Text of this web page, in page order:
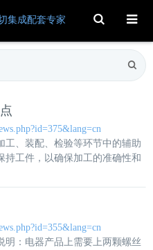
集成配套专家 Toggle
Search
工、装配、检验等环节中的辅助
持工件，以确保加工的准确性和
明：电器产品上需要上两颗螺丝